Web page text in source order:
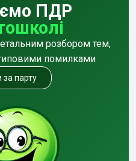
ПДР
розбором тем,
помилками
за парту